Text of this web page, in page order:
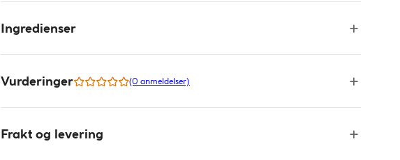
Ingredienser
Vurderinger (0 anmeldelser)
Frakt og levering